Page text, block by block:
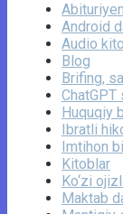
Android
Audio
Blog
Brifing,
ChatGPT
Huquqiy
Ibratli
Imtihon
Kitoblar
Ko‘zi
Maktab